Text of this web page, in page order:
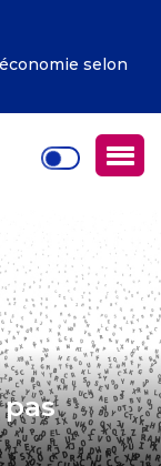
selon
pas